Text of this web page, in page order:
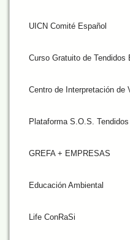
UICN Comité Español
Curso Gratuito de Tendidos
Centro de Interpretación de
Plataforma S.O.S.
GREFA + EMPRESAS
Educación Ambiental
Life ConRaSi